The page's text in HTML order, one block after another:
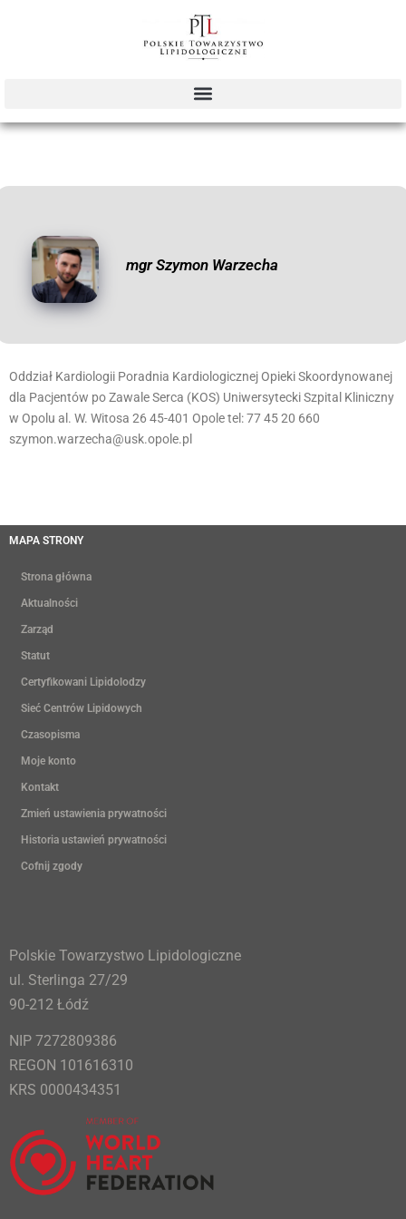
mgr Szymon Warzecha
Oddział Kardiologii Poradnia Kardiologicznej Opieki Skoordynowanej
dla Pacjentów po Zawale Serca (KOS) Uniwersytecki Szpital Kliniczny
w Opolu al. W. Witosa 26 45-401 Opole tel: 77 45 20 660
szymon.warzecha@usk.opole.pl
MAPA STRONY
Strona główna
Aktualności
Zarząd
Statut
Certyfikowani Lipidolodzy
Sieć Centrów Lipidowych
Czasopisma
Moje konto
Kontakt
Zmień ustawienia prywatności
Historia ustawień prywatności
Cofnij zgody
Polskie Towarzystwo Lipidologiczne
ul. Sterlinga 27/29
90-212 Łódź
NIP 7272809386
REGON 101616310
KRS 0000434351